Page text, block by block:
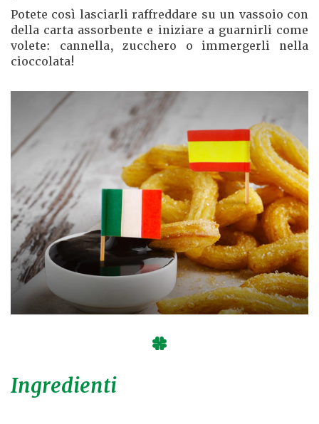
Potete così lasciarli raffreddare su un vassoio con
della carta assorbente e iniziare a guarnirli come
volete: cannella, zucchero o immergerli nella
cioccolata!
Ingredienti